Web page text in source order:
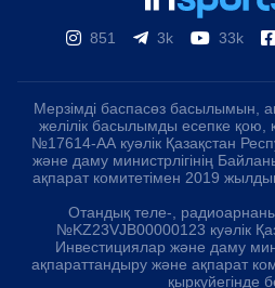
851 3k 33k
Мерзімді баспасөз басылымын,
желілік басылымды есепке қою,
№17614-АА куәлік Қазақстан
және даму министрлігінің
ақпарат комитетімен 2019
Отандық теле-,
№KZ23VJB00000123 куәлік
Инвестициялар және даму
ақпараттандыру және ақпарат
қыркүйегінде